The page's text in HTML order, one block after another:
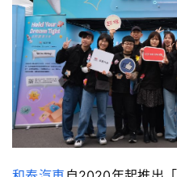
實
測
汽
車
／
機
車
試
p
p